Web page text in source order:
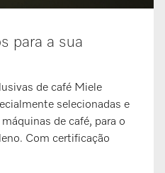
para a sua
de café Miele
selecionadas e
de café, para o
Com certificação